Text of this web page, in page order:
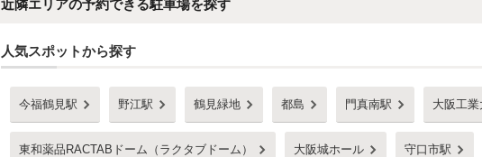
近隣エリアの予約できる駐車場を探す
人気スポットから探す
今福鶴見駅 野江駅 鶴見緑地 都島 門真南駅 大阪工業
東和薬品RACTABドーム（ラクタブドーム） 大阪城ホール 守口市駅